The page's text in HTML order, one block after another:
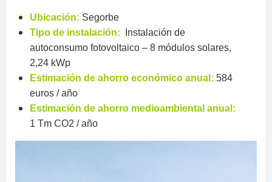
Ubicación: Segorbe
Tipo de instalación:
Instalación de
autoconsumo fotovoltaico – 8 módulos solares,
2,24 kWp
Estimación de ahorro económico anual: 584
euros / año
Estimación de ahorro medioambiental anual:
1 Tm CO2 / año